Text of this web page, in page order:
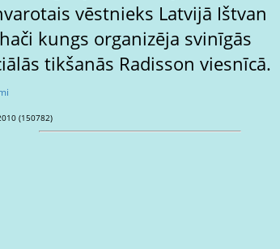
vēstnieks Latvijā Ištvan
kungs organizēja svinīgās
tikšanās Radisson viesnīcā.
27.06.2010 (150782)